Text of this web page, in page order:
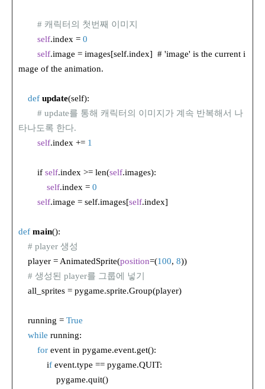
# 캐릭터의 첫번째 이미지
self.index = 0
self.image = images[self.index] # 'image' is the current i
mage of the animation.
def update(self):
# update를 통해 캐릭터의 이미지가 계속 반복해서 나
타나도록 한다.
self.index += 1
if self.index >= len(self.images):
self.index = 0
self.image = self.images[self.index]
def main():
# player 생성
player = AnimatedSprite(position=(100, 8))
# 생성된 player를 그룹에 넣기
all_sprites = pygame.sprite.Group(player)
running = True
while running:
for event in pygame.event.get():
if event.type == pygame.QUIT:
pygame.quit()